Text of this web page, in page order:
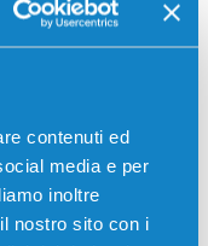
contenuti ed
media e per
inoltre
nostro sito con i